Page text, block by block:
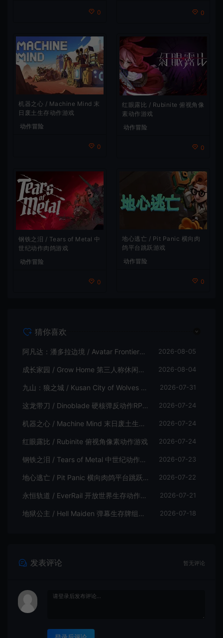
0 0
机器之心 / Machine Mind 末
日废土生存动作游戏
动作冒险
0
红眼露比 / Rubinite 俯视角像
素动作游戏
动作冒险
0
钢铁之泪 / Tears of Metal 中
世纪动作肉鸽游戏
动作冒险
0
地心逃亡 / Pit Panic 横向肉
鸽平台跳跃游戏
动作冒险
0
猜你喜欢
阿凡达：潘多拉边境 / Avatar Frontiers of Pandora 开放世界冒险游戏 2026-08-05
成长家园 / Grow Home 第三人称休闲动作游戏 2026-08-04
九山：狼之城 / Kusan City of Wolves 硬核俯视角动作游戏 2026-07-31
这龙带刀 / Dinoblade 硬核弹反动作RPG游戏 2026-07-24
机器之心 / Machine Mind 末日废土生存动作游戏 2026-07-24
红眼露比 / Rubinite 俯视角像素动作游戏 2026-07-24
钢铁之泪 / Tears of Metal 中世纪动作肉鸽游戏 2026-07-23
地心逃亡 / Pit Panic 横向肉鸽平台跳跃游戏 2026-07-22
永恒轨道 / EverRail 开放世界生存动作游戏 2026-07-21
地狱公主 / Hell Maiden 弹幕生存牌组动作游戏 2026-07-18
发表评论 暂无评论